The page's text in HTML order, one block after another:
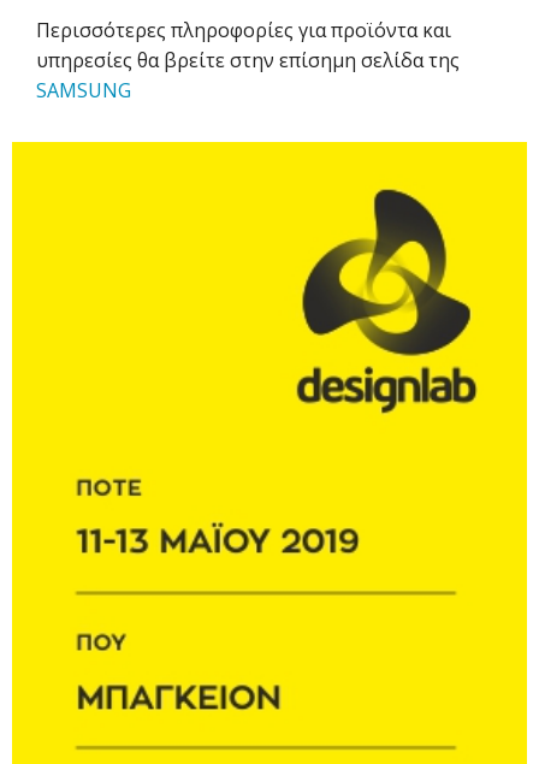
Περισσότερες πληροφορίες για προϊόντα και
υπηρεσίες θα βρείτε στην επίσημη σελίδα της
SAMSUNG